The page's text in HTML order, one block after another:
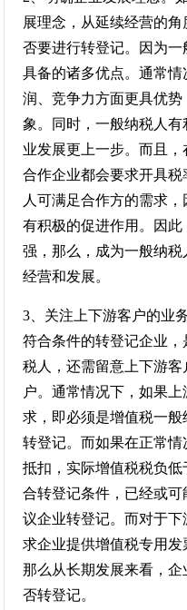
展理念，从延续经营的
否要进行转登记。因为
具备的诸多优点。通常
润、竞争力方面更具优
象。同时，一般纳税人
业发展更上一步。而且
合作企业都会要求开具
人可满足合作方的需求
有积极的促进作用。因
强，那么，成为一般纳
经营和发展。
3、关注上下游客户的业
符合条件的转登记企业
税人，还需留意上下游
户。通常情况下，如果
求，即必须是增值税一
转登记。而如果在正常
抵扣，实际增值税税负
合转登记条件，已经或
议企业转登记。而对于
求企业提供增值税专用发
那么从长期发展来看，
否转登记。